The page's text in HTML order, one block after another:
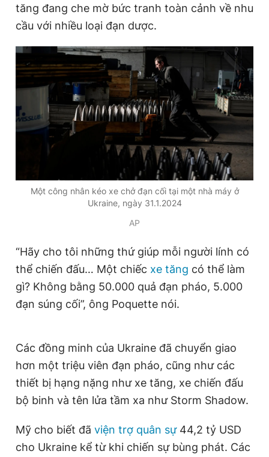
tăng đang che mờ bức tranh toàn cảnh về nhu
cầu với nhiều loại đạn dược.
Một công nhân kéo xe chở đạn cối tại một nhà máy ở
Ukraine, ngày 31.1.2024
AP
“Hãy cho tôi những thứ giúp mỗi người lính có
thể chiến đấu… Một chiếc xe tăng có thể làm
gì? Không bằng 50.000 quả đạn pháo, 5.000
đạn súng cối”, ông Poquette nói.
Các đồng minh của Ukraine đã chuyển giao
hơn một triệu viên đạn pháo, cũng như các
thiết bị hạng nặng như xe tăng, xe chiến đấu
bộ binh và tên lửa tầm xa như Storm Shadow.
Mỹ cho biết đã viện trợ quân sự44,2 tỷ USD
cho Ukraine kể từ khi chiến sự bùng phát. Các